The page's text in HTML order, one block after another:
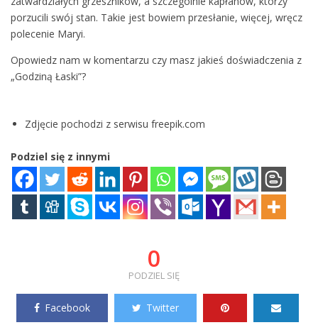
porzucili swój stan. Takie jest bowiem przesłanie, więcej, wręcz
polecenie Maryi.
Opowiedz nam w komentarzu czy masz jakieś doświadczenia z
„Godziną Łaski”?
Zdjęcie pochodzi z serwisu freepik.com
Podziel się z innymi
0
PODZIEL SIĘ
Facebook Twitter